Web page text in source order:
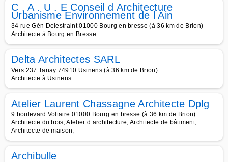
C . A . U . E Conseil d Architecture
Urbanisme Environnement de l Ain
34 rue Gén Delestraint 01000 Bourg en bresse (à 36 km de Brion)
Architecte à Bourg en Bresse
Delta Architectes SARL
Vers 237 Tanay 74910 Usinens (à 36 km de Brion)
Architecte à Usinens
Atelier Laurent Chassagne Architecte Dplg
9 boulevard Voltaire 01000 Bourg en bresse (à 36 km de Brion)
Architecte du bois, Atelier d architecture, Architecte de bâtiment,
Architecte de maison,
Archibulle